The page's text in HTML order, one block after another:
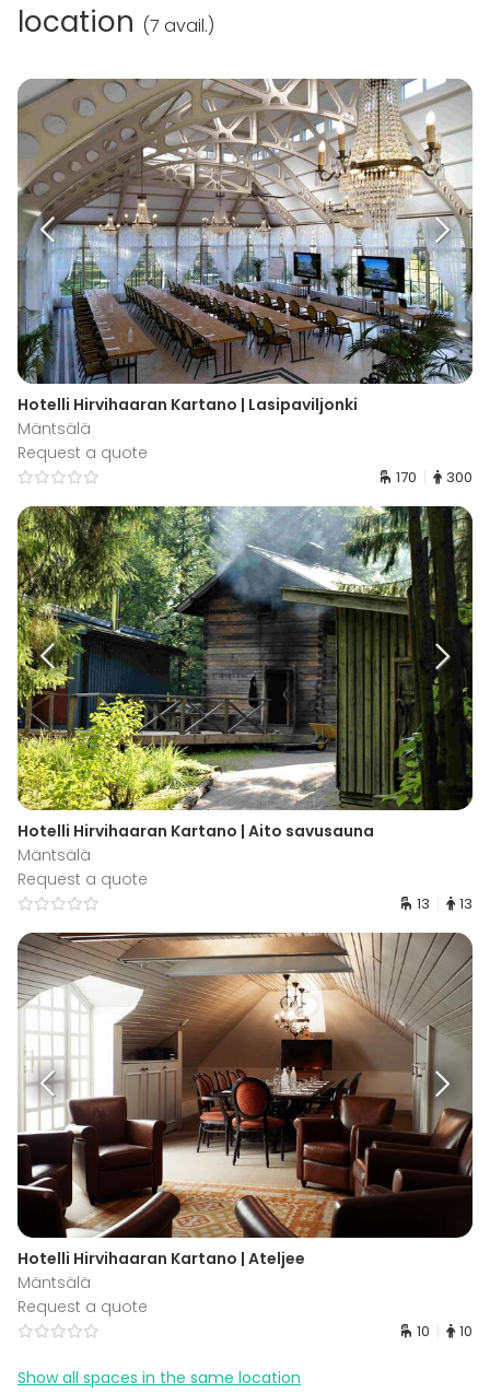
location (7 avail.)
Hotelli Hirvihaaran Kartano | Lasipaviljonki
Mäntsälä
Request a quote
170 300
Hotelli Hirvihaaran Kartano | Aito savusauna
Mäntsälä
Request a quote
13 13
Hotelli Hirvihaaran Kartano | Ateljee
Mäntsälä
Request a quote
10 10
Show all spaces in the same location